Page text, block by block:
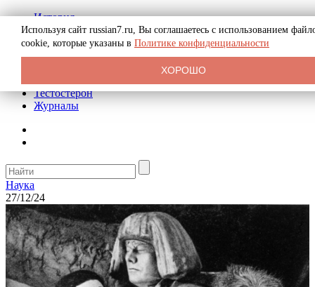
История
Биография
Криминал
Реклама на сайте
Тестостерон
Журналы
Наука
27/12/24
Используя сайт russian7.ru, Вы соглашаетесь с использованием
cookie, которые указаны в Политике конфиденциальности
ХОРОШО